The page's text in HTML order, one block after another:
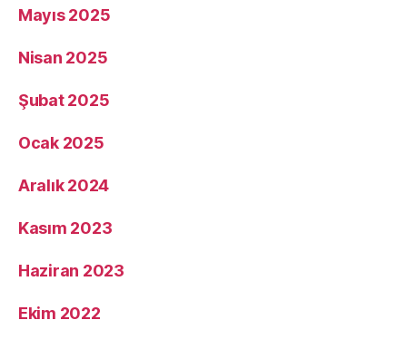
Mayıs 2025
Nisan 2025
Şubat 2025
Ocak 2025
Aralık 2024
Kasım 2023
Haziran 2023
Ekim 2022